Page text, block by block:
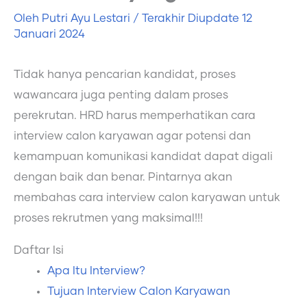
Oleh Putri Ayu Lestari / Terakhir Diupdate 12
Januari 2024
Tidak hanya pencarian kandidat, proses
wawancara juga penting dalam proses
perekrutan. HRD harus memperhatikan cara
interview calon karyawan agar potensi dan
kemampuan komunikasi kandidat dapat digali
dengan baik dan benar. Pintarnya akan
membahas cara interview calon karyawan untuk
proses rekrutmen yang maksimal!!!
Daftar Isi
Apa Itu Interview?
Tujuan Interview Calon Karyawan